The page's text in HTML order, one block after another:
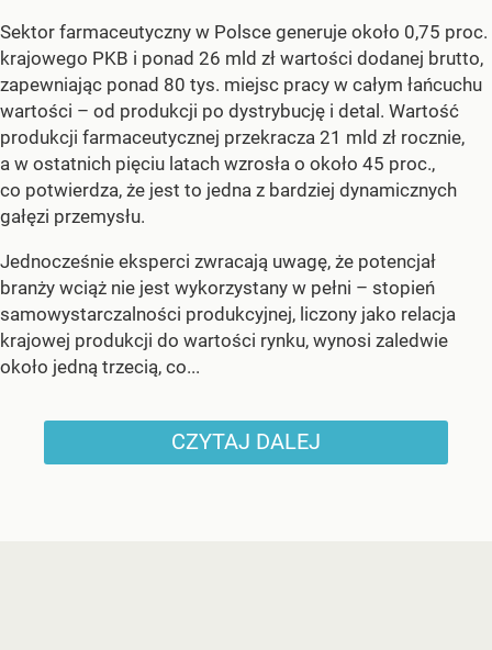
Sektor farmaceutyczny w Polsce generuje około 0,75 proc.
krajowego PKB i ponad 26 mld zł wartości dodanej brutto,
zapewniając ponad 80 tys. miejsc pracy w całym łańcuchu
wartości – od produkcji po dystrybucję i detal. Wartość
produkcji farmaceutycznej przekracza 21 mld zł rocznie,
a w ostatnich pięciu latach wzrosła o około 45 proc.,
co potwierdza, że jest to jedna z bardziej dynamicznych
gałęzi przemysłu.
Jednocześnie eksperci zwracają uwagę, że potencjał
branży wciąż nie jest wykorzystany w pełni – stopień
samowystarczalności produkcyjnej, liczony jako relacja
krajowej produkcji do wartości rynku, wynosi zaledwie
około jedną trzecią, co...
CZYTAJ DALEJ